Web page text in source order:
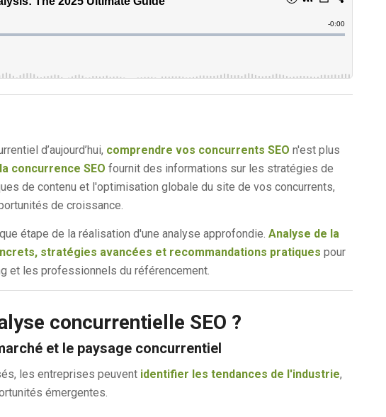
d’aujourd’hui, comprendre vos concurrents SEO n'est plus
concurrence SEO fournit des informations sur les stratégies de
de contenu et l'optimisation globale du site de vos concurrents,
de croissance.
étape de la réalisation d'une analyse approfondie. Analyse de la
stratégies avancées et recommandations pratiques pour
et les professionnels du référencement.
concurrentielle SEO ?
et le paysage concurrentiel
les entreprises peuvent identifier les tendances de l'industrie,
émergentes.